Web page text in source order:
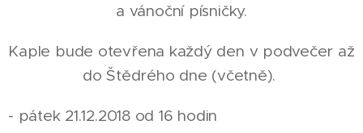
a vánoční písničky.
Kaple bude otevřena každý den v podvečer až
do Štědrého dne (včetně).
- pátek 21.12.2018 od 16 hodin